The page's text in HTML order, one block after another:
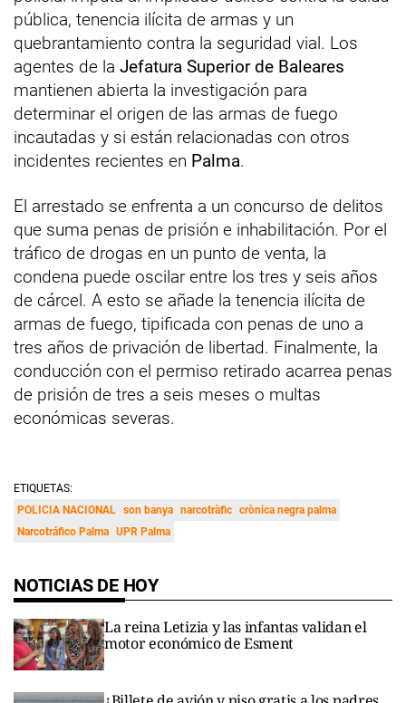
pública, tenencia ilícita de armas y un
quebrantamiento contra la seguridad vial. Los
agentes de la Jefatura Superior de Baleares
mantienen abierta la investigación para
determinar el origen de las armas de fuego
incautadas y si están relacionadas con otros
incidentes recientes en Palma.
El arrestado se enfrenta a un concurso de delitos
que suma penas de prisión e inhabilitación. Por el
tráfico de drogas en un punto de venta, la
condena puede oscilar entre los tres y seis años
de cárcel. A esto se añade la tenencia ilícita de
armas de fuego, tipificada con penas de uno a
tres años de privación de libertad. Finalmente, la
conducción con el permiso retirado acarrea penas
de prisión de tres a seis meses o multas
económicas severas.
ETIQUETAS:
POLICIA NACIONAL son banya narcotràfic crònica negra palma
Narcotráfico Palma UPR Palma
NOTICIAS DE HOY
La reina Letizia y las infantas validan el
motor económico de Esment